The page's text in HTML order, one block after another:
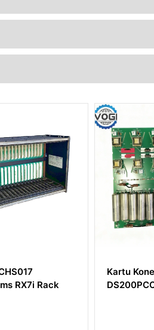
Kartu Koneksi Daya GE
DS200PCCAG1A